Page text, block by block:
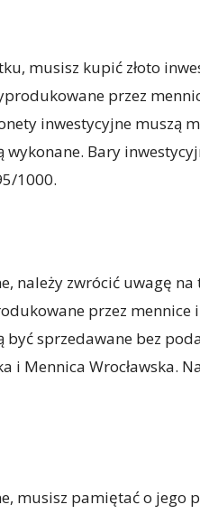
musisz kupić złoto
przez
inwestycyjne muszą
wykonane. Bary
1000.
należy zwrócić uwagę
przez mennice
sprzedawane bez
i Mennica Wrocławska.
musisz pamiętać o jego